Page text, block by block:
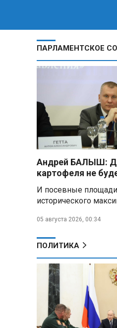
ПАРЛАМЕНТСКОЕ
Андрей БАЛЫШ:
картофеля не
И посевные площади
исторического
05 августа 2026, 00:34
ПОЛИТИКА